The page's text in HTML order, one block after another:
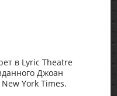
в Lyric Theatre
Джоан
York Times.